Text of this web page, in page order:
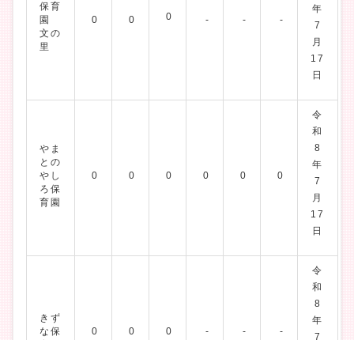
保育
園
文の
里
0 0 0 - - -
年
7
月
17
日
やま
との
やし
ろ保
育園
0 0 0 0 0 0
令
和
8
年
7
月
17
日
きず
な保
0 0 0 - - -
令
和
8
年
7